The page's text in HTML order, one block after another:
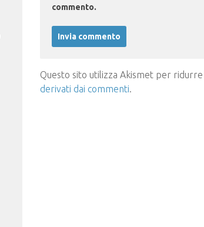
commento.
Questo sito utilizza Akismet per
derivati dai commenti.